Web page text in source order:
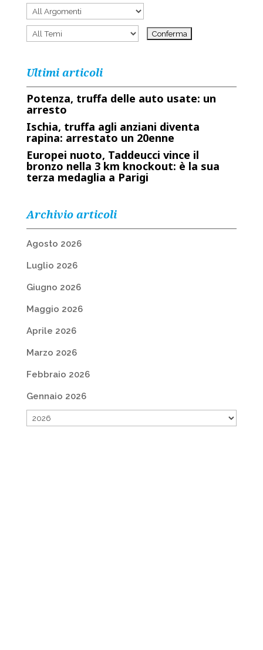
Ultimi articoli
Potenza, truffa delle auto usate: un
arresto
Ischia, truffa agli anziani diventa
rapina: arrestato un 20enne
Europei nuoto, Taddeucci vince il
bronzo nella 3 km knockout: è la sua
terza medaglia a Parigi
Archivio articoli
Agosto 2026
Luglio 2026
Giugno 2026
Maggio 2026
Aprile 2026
Marzo 2026
Febbraio 2026
Gennaio 2026